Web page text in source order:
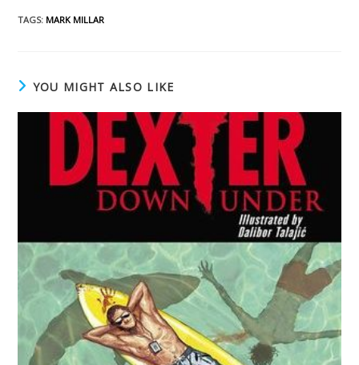
TAGS: MARK MILLAR
YOU MIGHT ALSO LIKE